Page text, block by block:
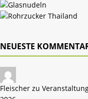
NEUESTE
Fleischer zu